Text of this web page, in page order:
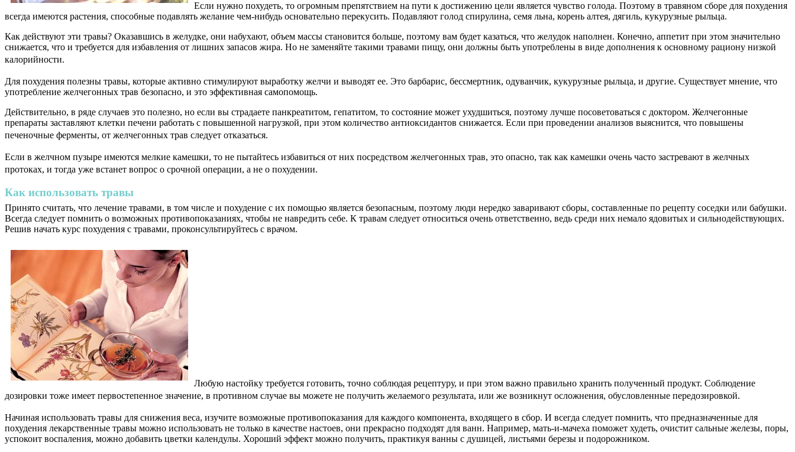
Если нужно похудеть, то огромным препятствием на пути к достижению цели является чувство голода. Поэтому в травяном сборе для похудения
всегда имеются растения, способные подавлять желание чем-нибудь основательно перекусить. Подавляют голод спирулина, семя льна, корень алтея, дягиль, кукурузные рыльца.
Как действуют эти травы? Оказавшись в желудке, они набухают, объем массы становится больше, поэтому вам будет казаться, что желудок наполнен. Конечно, аппетит при этом значительно
снижается, что и требуется для избавления от лишних запасов жира. Но не заменяйте такими травами пищу, они должны быть употреблены в виде дополнения к основному рациону низкой
калорийности.
Для похудения полезны травы, которые активно стимулируют выработку желчи и выводят ее. Это барбарис, бессмертник, одуванчик, кукурузные рыльца, и другие. Существует мнение, что
употребление желчегонных трав безопасно, и это эффективная самопомощь.
Действительно, в ряде случаев это полезно, но если вы страдаете панкреатитом, гепатитом, то состояние может ухудшиться, поэтому лучше посоветоваться с доктором. Желчегонные
препараты заставляют клетки печени работать с повышенной нагрузкой, при этом количество антиоксидантов снижается. Если при проведении анализов выяснится, что повышены
печеночные ферменты, от желчегонных трав следует отказаться.
Если в желчном пузыре имеются мелкие камешки, то не пытайтесь избавиться от них посредством желчегонных трав, это опасно, так как камешки очень часто застревают в желчных
протоках, и тогда уже встанет вопрос о срочной операции, а не о похудении.
Как использовать травы
Принято считать, что лечение травами, в том числе и похудение с их помощью является безопасным, поэтому люди нередко заваривают сборы, составленные по рецепту соседки или бабушки.
Всегда следует помнить о возможных противопоказаниях, чтобы не навредить себе. К травам следует относиться очень ответственно, ведь среди них немало ядовитых и сильнодействующих.
Решив начать курс похудения с травами, проконсультируйтесь с врачом.
Любую настойку требуется готовить, точно соблюдая рецептуру, и при этом важно правильно хранить полученный продукт. Соблюдение
дозировки тоже имеет первостепенное значение, в противном случае вы можете не получить желаемого результата, или же возникнут осложнения, обусловленные передозировкой.
Начиная использовать травы для снижения веса, изучите возможные противопоказания для каждого компонента, входящего в сбор. И всегда следует помнить, что предназначенные для
похудения лекарственные травы можно использовать не только в качестве настоев, они прекрасно подходят для ванн. Например, мать-и-мачеха поможет худеть, очистит сальные железы, поры,
успокоит воспаления, можно добавить цветки календулы. Хороший эффект можно получить, практикуя ванны с душицей, листьями березы и подорожником.